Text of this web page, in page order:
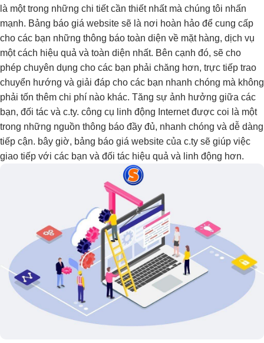
là một trong những chi tiết cần thiết nhất mà chúng tôi nhấn
mạnh. Bảng báo giá website sẽ là nơi hoàn hảo để cung cấp
cho các bạn những thông báo toàn diện về mặt hàng, dịch vụ
một cách hiệu quả và toàn diện nhất. Bên cạnh đó, sẽ cho
phép chuyên dụng cho các bạn phải chăng hơn, trực tiếp trao
chuyển hướng và giải đáp cho các bạn nhanh chóng mà không
phải tốn thêm chi phí nào khác. Tăng sự ảnh hưởng giữa các
bạn, đối tác và c.ty. công cụ linh động Internet được coi là một
trong những nguồn thông báo đầy đủ, nhanh chóng và dễ dàng
tiếp cận. bây giờ, bảng báo giá website của c.ty sẽ giúp việc
giao tiếp với các bạn và đối tác hiệu quả và linh động hơn.